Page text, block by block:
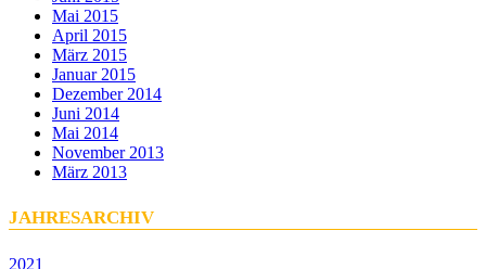
Mai 2015
April 2015
März 2015
Januar 2015
Dezember 2014
Juni 2014
Mai 2014
November 2013
März 2013
JAHRESARCHIV
2021